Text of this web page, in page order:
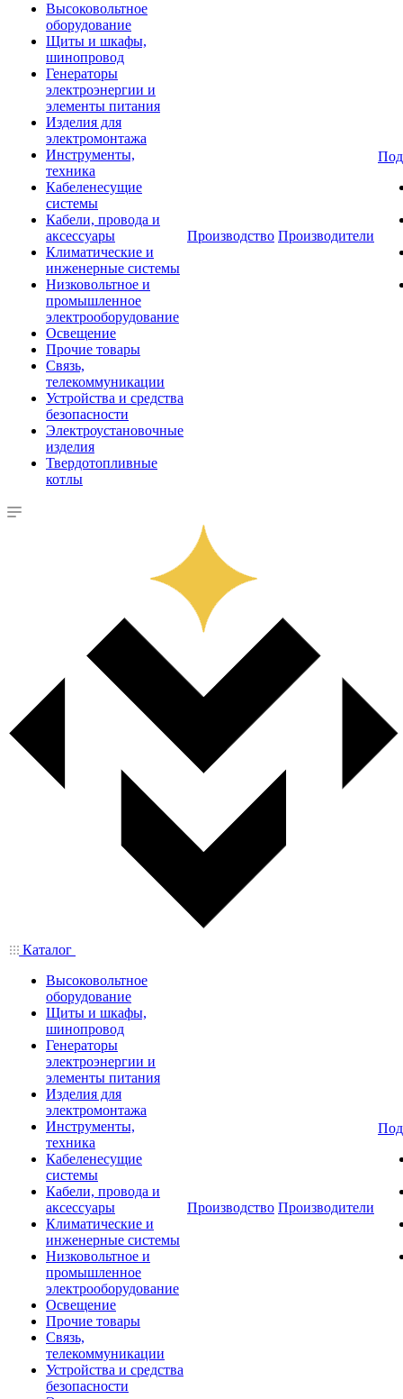
Высоковольтное
оборудование
Щиты и шкафы,
шинопровод
Генераторы
электроэнергии и
элементы питания
Изделия для
электромонтажа
Инструменты,
техника
Кабеленесущие
системы
Кабели, провода и
аксессуары
Климатические и
инженерные системы
Низковольтное и
промышленное
электрооборудование
Освещение
Прочие товары
Связь,
телекоммуникации
Устройства и средства
безопасности
Электроустановочные
изделия
Твердотопливные
котлы
Производство Производители
Каталог
Высоковольтное
оборудование
Щиты и шкафы,
шинопровод
Генераторы
электроэнергии и
элементы питания
Изделия для
электромонтажа
Инструменты,
техника
Кабеленесущие
системы
Кабели, провода и
аксессуары
Климатические и
инженерные системы
Низковольтное и
промышленное
электрооборудование
Освещение
Прочие товары
Связь,
телекоммуникации
Устройства и средства
безопасности
Производство Производители